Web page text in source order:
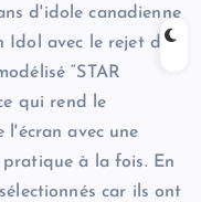
d'idole canadienne
Idol avec le rejet du
“STAR
qui rend le
l'écran avec une
à la fois. En
car ils ont